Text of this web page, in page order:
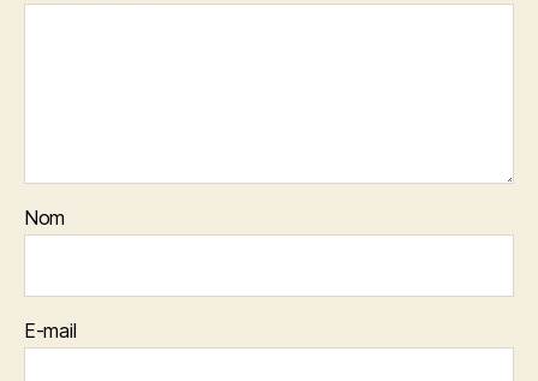
Nom
E-mail